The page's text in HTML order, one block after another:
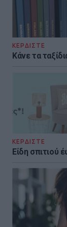
ΚΕΡΔΙΣΤΕ
Κάνε τα
ΚΕΡΔΙΣΤΕ
Είδη σπιτιού